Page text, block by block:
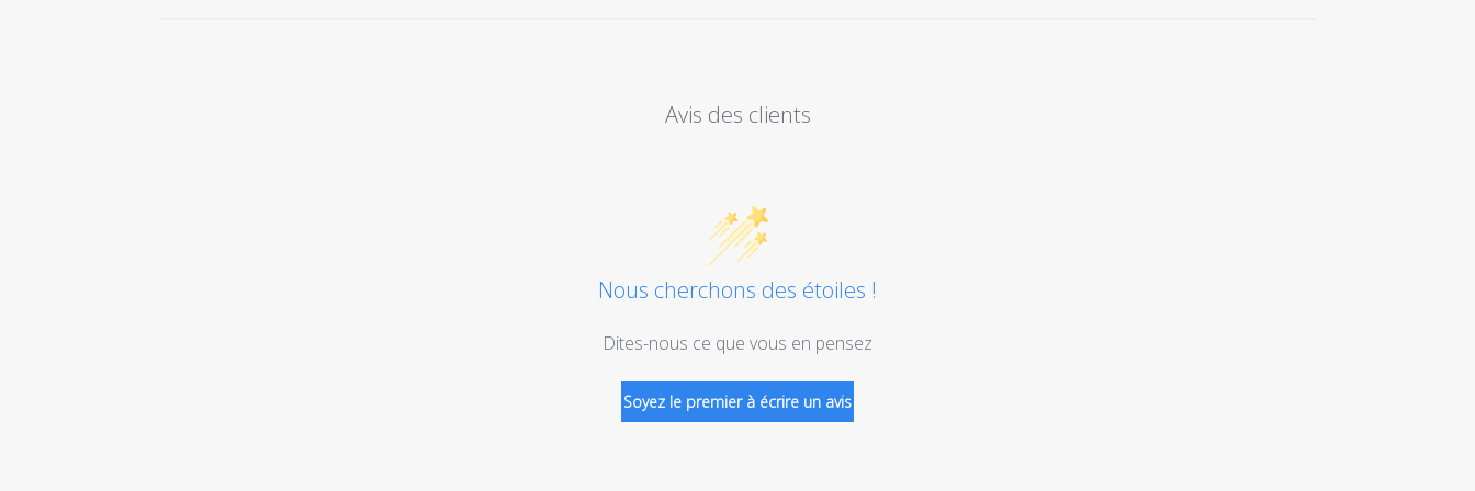
Avis des clients
Nous cherchons des étoiles !
Dites-nous ce que vous en pensez
Soyez le premier à écrire un avis